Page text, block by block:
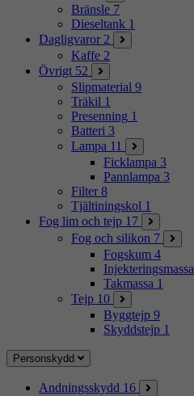
Bränsle 7
Dieseltank 1
Dagligvaror 2
Kaffe 2
Övrigt 52
Slipmaterial 9
Träkil 1
Presenning 1
Batteri 3
Lampa 11
Ficklampa 3
Pannlampa 3
Filter 8
Tjältiningskol 1
Fog lim och tejp 17
Fog och silikon 7
Fogskum 4
Injekteringsmassa
Takmassa 1
Tejp 10
Byggtejp 9
Skyddstejp 1
Personskydd
Andningsskydd 16